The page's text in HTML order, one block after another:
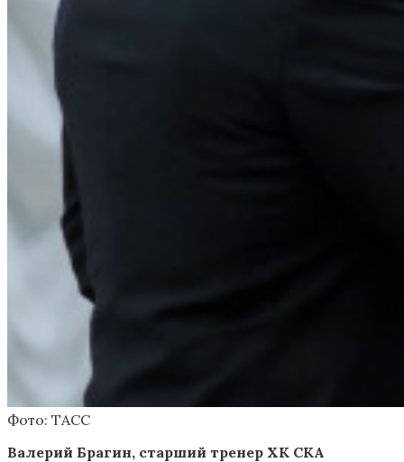
Фото: ТАСС
Валерий Брагин, старший тренер ХК СКА